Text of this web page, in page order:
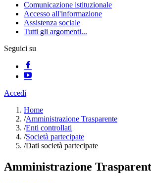
Comunicazione istituzionale
Accesso all'informazione
Assistenza sociale
Tutti gli argomenti...
Seguici su
Accedi
Home
/Amministrazione Trasparente
/Enti controllati
/Società partecipate
/Dati società partecipate
Amministrazione